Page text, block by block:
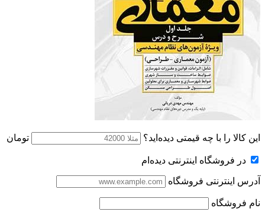
این کالا را با چه قیمتی دیده‌اید؟ تومان
در فروشگاه اینترنتی دیده‌ام
آدرس اینترنتی فروشگاه
نام فروشگاه